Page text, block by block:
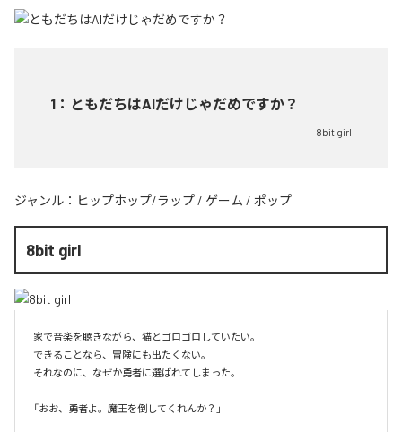
1 ： ともだちはAIだけじゃだめですか？
8bit girl
ジャンル： ヒップホップ/ラップ / ゲーム / ポップ
8bit girl
家で音楽を聴きながら、猫とゴロゴロしていたい。
できることなら、冒険にも出たくない。
それなのに、なぜか勇者に選ばれてしまった。